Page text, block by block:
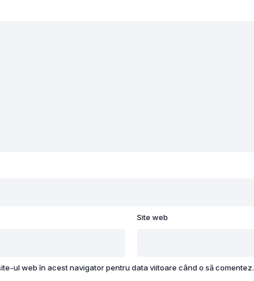
Site web
ul web în acest navigator pentru data viitoare când o să comentez.